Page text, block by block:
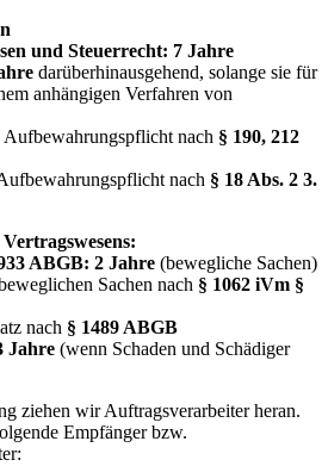
und Steuerrecht: 7 Jahre
darüberhinausgehend, solange sie für
anhängigen Verfahren von
Aufbewahrungspflicht nach § 190, 212
nach § 18 Abs. 2 3.
ABGB: 2 Jahre (bewegliche Sachen)
Sachen nach § 1062 iVm §
nach § 1489 ABGB
Jahre (wenn Schaden und Schädiger
ziehen wir Auftragsverarbeiter heran.
Empfänger bzw.